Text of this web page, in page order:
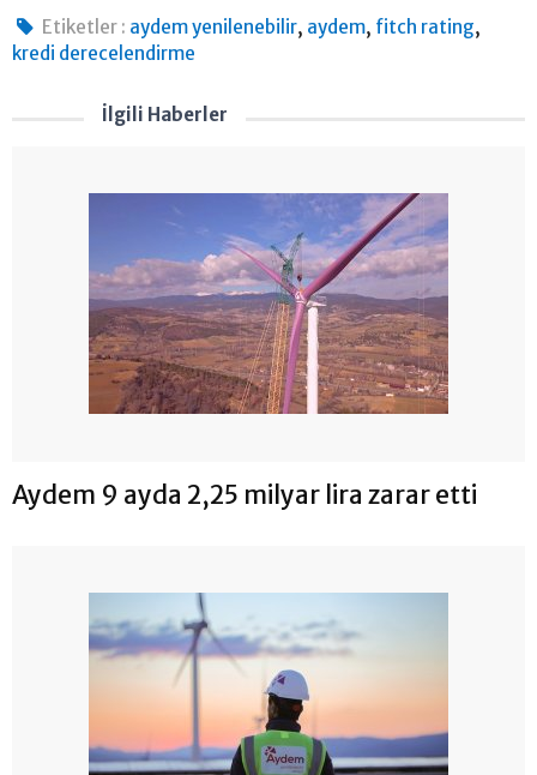
Etiketler : aydem yenilenebilir, aydem, fitch rating,
kredi derecelendirme
İlgili Haberler
Aydem 9 ayda 2,25 milyar lira zarar etti